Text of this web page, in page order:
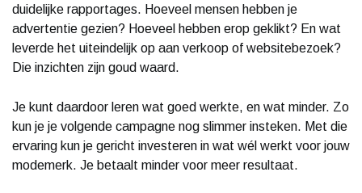
duidelijke rapportages. Hoeveel mensen hebben je
advertentie gezien? Hoeveel hebben erop geklikt? En wat
leverde het uiteindelijk op aan verkoop of websitebezoek?
Die inzichten zijn goud waard.
Je kunt daardoor leren wat goed werkte, en wat minder. Zo
kun je je volgende campagne nog slimmer insteken. Met die
ervaring kun je gericht investeren in wat wél werkt voor jouw
modemerk. Je betaalt minder voor meer resultaat.